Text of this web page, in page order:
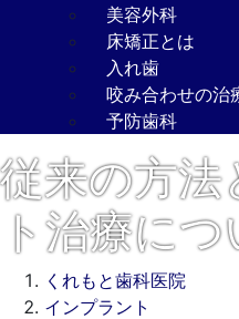
美容外科
床矯正とは
入れ歯
咬み合わせの治
予防歯科
従来の方法
ト治療につ
くれもと歯科医院
インプラント